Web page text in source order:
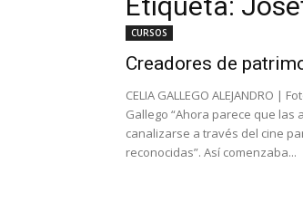
CURSOS
Creadores de
CELIA GALLEGO ALEJANDRO |
Gallego “Ahora parece que las
canalizarse a través del cine
reconocidas”. Así comenzaba...